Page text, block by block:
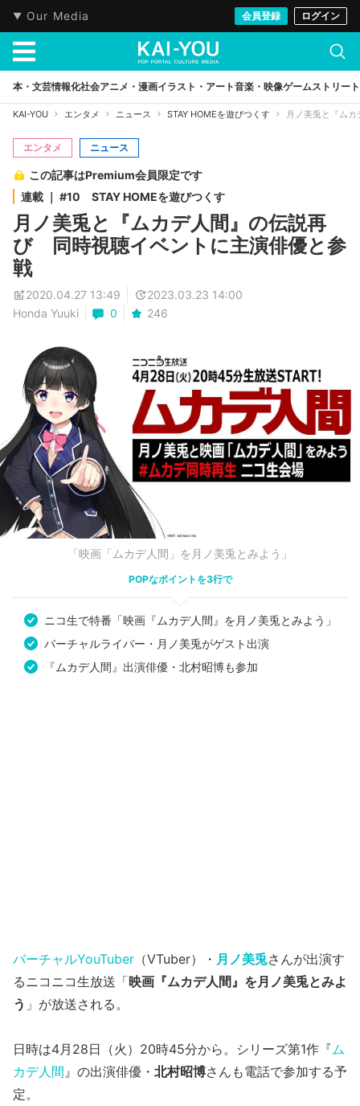
Our Media 会員登録 ログイン
本・文芸情報化社会アニメ・漫画イラスト・アート音楽・映像ゲームストリート
KAI-YOU エンタメ ニュース STAY HOMEを遊びつくす 月ノ美兎と『ム
エンタメ ニュース
この記事はPremium会員限定です
連載 ｜ #10 STAY HOMEを遊びつくす
月ノ美兎と『ムカデ人間』の伝説再
び 同時視聴イベントに主演俳優と参
戦
2020.04.27 13:49
2023.03.23 14:00
Honda Yuuki
0 246
「映画「ムカデ人間」を月ノ美兎とみよう」
POPなポイントを3行で
ニコ生で特番「映画『ムカデ人間』を月ノ美兎とみよう」
バーチャルライバー・月ノ美兎がゲスト出演
『ムカデ人間』出演俳優・北村昭博も参加
バーチャルYouTuber （VTuber）・ 月ノ美兎さんが出演す
るニコニコ生放送「映画『ムカデ人間』を月ノ美兎とみよ
う 」が放送される。
日時は4月28日（火）20時45分から。シリーズ第1作『ム
カデ人間』の出演俳優・ 北村昭博さんも電話で参加する予
定。